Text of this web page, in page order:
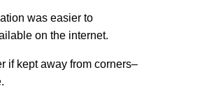
was easier to
on the internet.
if kept away from corners–